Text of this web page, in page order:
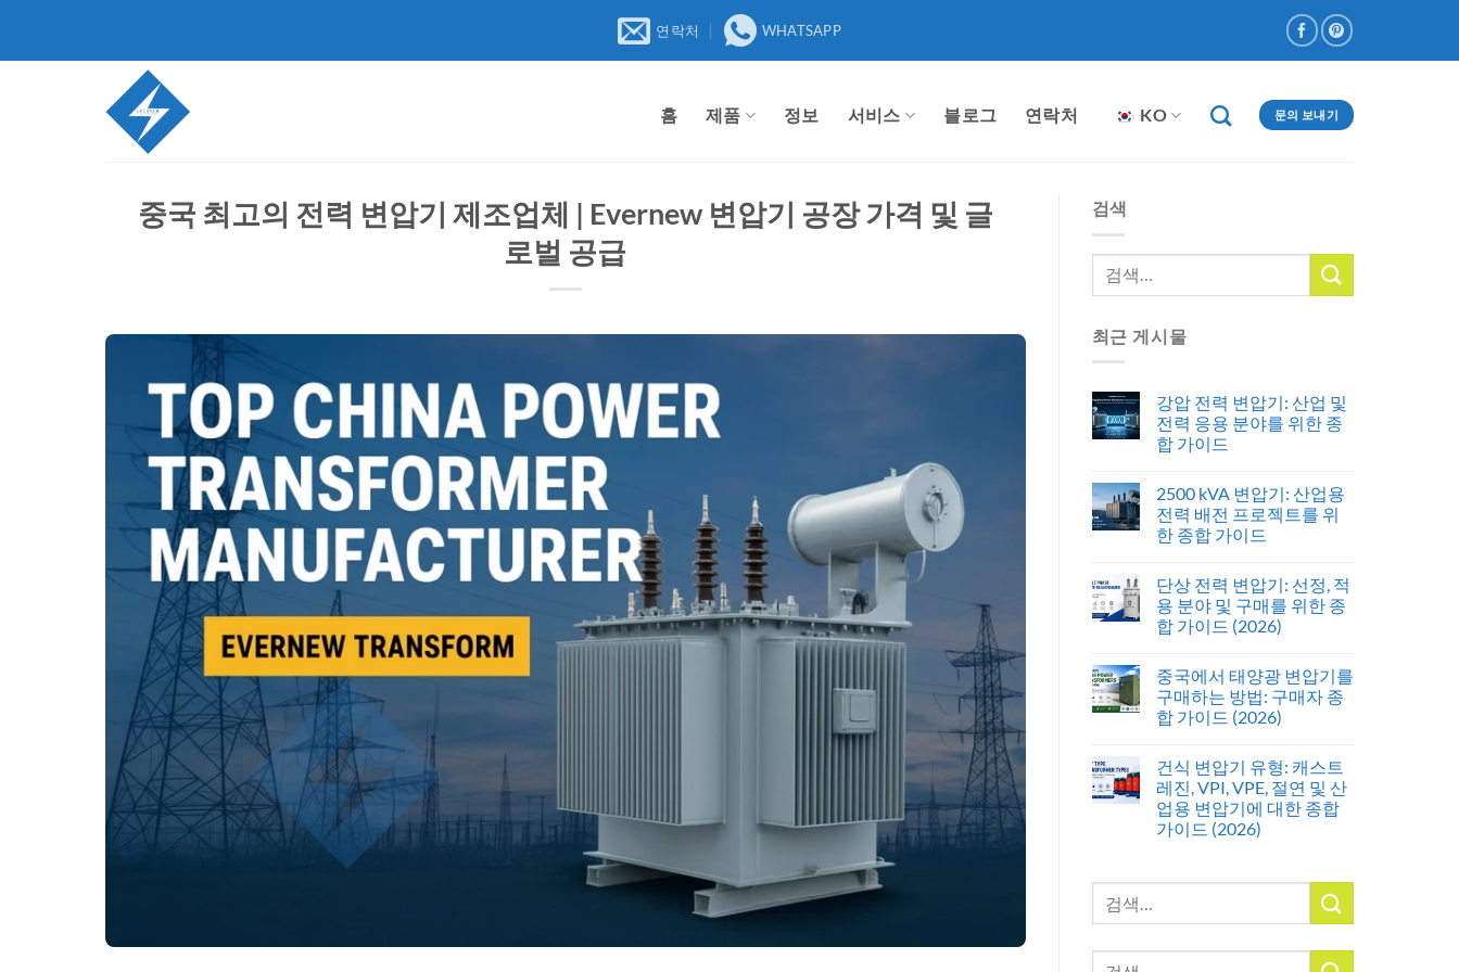
츠
연락처 WHATSAPP
홈 제품 정보 서비스 블로그 연락처 KO 문의 보내기
중국 최고의 전력 변압기 제조업체 | Evernew 변압기 공장 가격 및 글
로벌 공급
검색
최근 게시물
강압 전력 변압기: 산업 및
전력 응용 분야를 위한 종
합 가이드
2500 kVA 변압기: 산업용
전력 배전 프로젝트를 위
한 종합 가이드
단상 전력 변압기: 선정, 적
용 분야 및 구매를 위한 종
합 가이드 (2026)
중국에서 태양광 변압기를
구매하는 방법: 구매자 종
합 가이드 (2026)
건식 변압기 유형: 캐스트
레진, VPI, VPE, 절연 및 산
업용 변압기에 대한 종합
가이드 (2026)
색: